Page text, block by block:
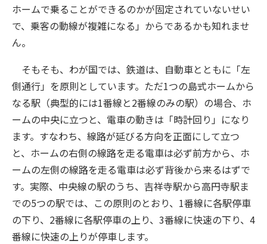
ホームで乗ることができるのかが固定されていないせい
で、乗客の動線が複雑になる」からであるかも知れませ
ん。
そもそも、わが国では、鉄道は、自動車とともに「左
側通行」を原則としています。ただ1つの島式ホームから
なる駅（典型的には1番線と2番線のみの駅）の場合、ホ
ームの中央に立つと、電車の動きは「時計回り」になり
ます。すなわち、線路が延びる方向を正面にして立つ
と、ホームの右側の線路を走る電車は必ず前方から、ホ
ームの左側の線路を走る電車は必ず背後から来るはずで
す。実際、中央線の駅のうち、吉祥寺駅から高円寺駅ま
での5つの駅では、この原則のとおり、1番線に各駅停車
の下り、2番線に各駅停車の上り、3番線に快速の下り、4
番線に快速の上りが停車します。